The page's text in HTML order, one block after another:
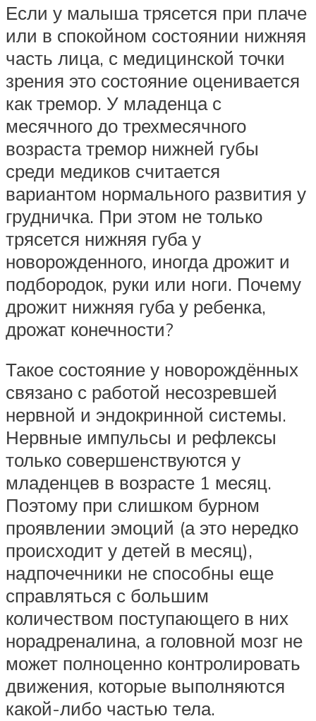
Если у малыша трясется при плаче
или в спокойном состоянии нижняя
часть лица, с медицинской точки
зрения это состояние оценивается
как тремор. У младенца с
месячного до трехмесячного
возраста тремор нижней губы
среди медиков считается
вариантом нормального развития у
грудничка. При этом не только
трясется нижняя губа у
новорожденного, иногда дрожит и
подбородок, руки или ноги. Почему
дрожит нижняя губа у ребенка,
дрожат конечности?
Такое состояние у новорождённых
связано с работой несозревшей
нервной и эндокринной системы.
Нервные импульсы и рефлексы
только совершенствуются у
младенцев в возрасте 1 месяц.
Поэтому при слишком бурном
проявлении эмоций (а это нередко
происходит у детей в месяц),
надпочечники не способны еще
справляться с большим
количеством поступающего в них
норадреналина, а головной мозг не
может полноценно контролировать
движения, которые выполняются
какой-либо частью тела.